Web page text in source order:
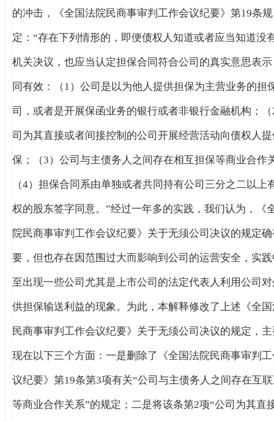
的冲击，《全国法院民商事审判工作会议纪要》第19条规
定：“存在下列情形的，即便债权人知道或者应当知道没
机关决议，也应当认定担保合同符合公司的真实意思表
同有效：（1）公司是以为他人提供担保为主营业务的担
司，或者是开展保函业务的银行或者非银行金融机构；
司为其直接或者间接控制的公司开展经营活动向债权人
保；（3）公司与主债务人之间存在相互担保等商业合作
（4）担保合同系由单独或者共同持有公司三分之二以上
权的股东签字同意。”经过一年多的实践，我们认为，《
院民商事审判工作会议纪要》关于无须公司决议的规定
要，但也存在因范围过大而影响到公司的运营安全，实
至出现一些公司尤其是上市公司的法定代表人利用公司
供担保输送利益的现象。为此，本解释修改了上述《全
民商事审判工作会议纪要》关于无须公司决议的规定，
现在以下三个方面：一是删除了《全国法院民商事审判
议纪要》第19条第3项有关“公司与主债务人之间存在互
等商业合作关系”的规定；二是将该条第2项“公司为其直